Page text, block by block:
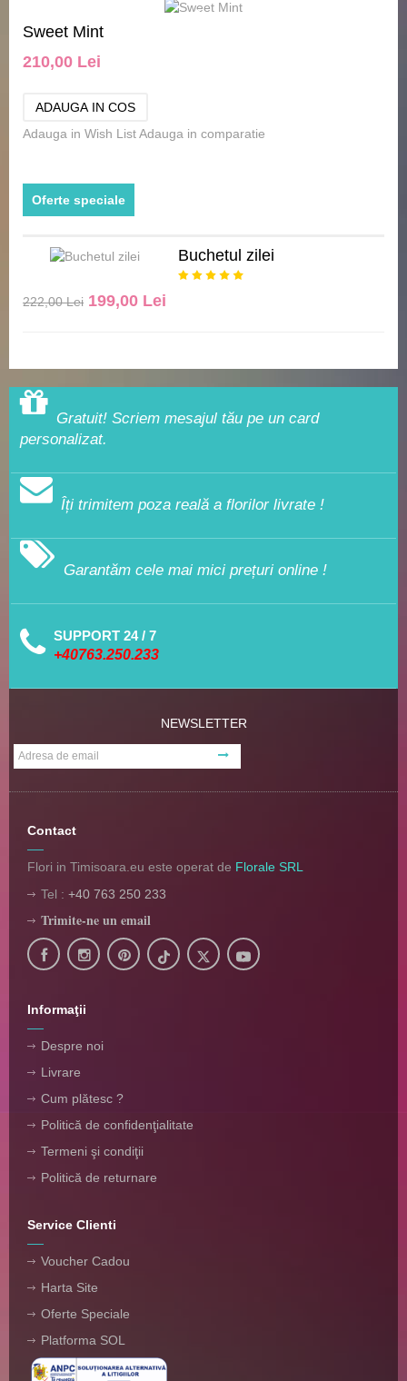
Sweet Mint
210,00 Lei
Adauga in Wish ListAdauga in comparatie
Oferte speciale
Buchetul zilei
222,00 Lei 199,00 Lei
Gratuit! Scriem mesajul tău pe un card
personalizat.
Îți trimitem poza reală a florilor livrate !
Garantăm cele mai mici prețuri online !
SUPPORT 24 / 7
+40763.250.233
NEWSLETTER
Contact
Flori in Timisoara.eu este operat de Florale SRL
Tel : +40 763 250 233
Trimite-ne un email
Informaţii
Despre noi
Livrare
Cum plătesc ?
Politică de confidenţialitate
Termeni şi condiţii
Politică de returnare
Service Clienti
Voucher Cadou
Harta Site
Oferte Speciale
Platforma SOL